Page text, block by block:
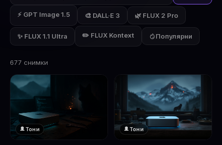
⚡ GPT Image 1.5 🎨 DALL·E 3 🌿 FLUX 2 Pro
✨ FLUX 1.1 Ultra ✏️ FLUX Kontext Популярни
677 снимки
Тони Тони